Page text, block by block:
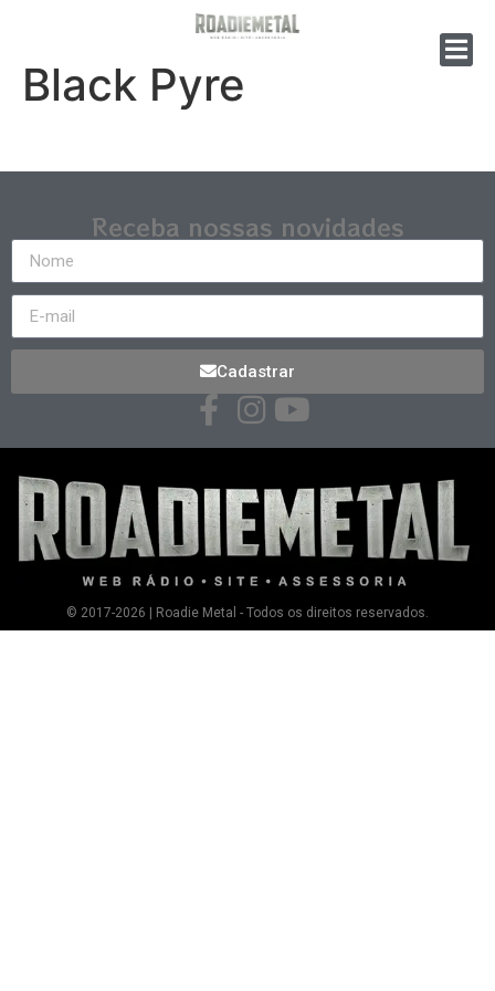
Black Pyre
Receba nossas novidades
Cadastrar
© 2017-2026 | Roadie Metal - Todos os direitos reservados.